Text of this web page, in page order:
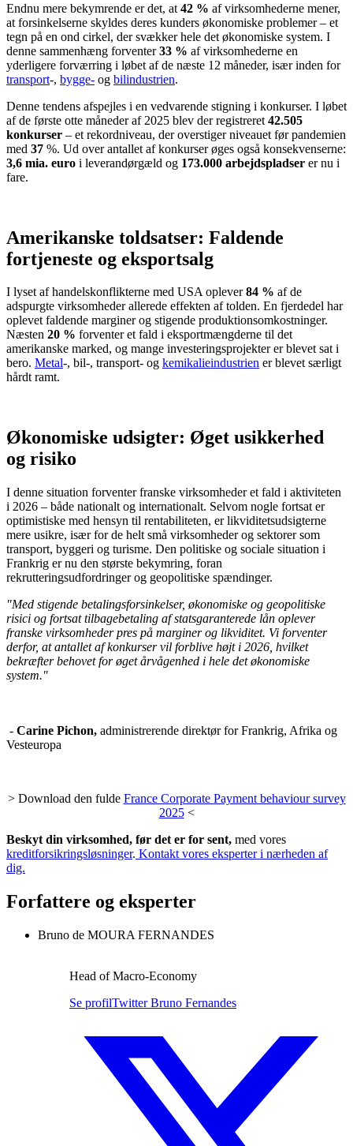
Endnu mere bekymrende er det, at 42 % af virksomhederne mener,
at forsinkelserne skyldes deres kunders økonomiske problemer – et
tegn på en ond cirkel, der svækker hele det økonomiske system. I
denne sammenhæng forventer33 % af virksomhederne en
yderligere forværring i løbet af de næste 12 måneder, især inden for
transport-, bygge- og bilindustrien.
Denne tendens afspejles i en vedvarende stigning i konkurser. I løbet
af de første otte måneder af 2025 blev der registreret 42.505
konkurser – et rekordniveau, der overstiger niveauet før pandemien
med 37 %. Ud over antallet af konkurser øges også konsekvenserne:
3,6 mia. euro i leverandørgæld og 173.000 arbejdspladser er nu i
fare.
Amerikanske toldsatser: Faldende
fortjeneste og eksportsalg
I lyset af handelskonflikterne med USA oplever84 % af de
adspurgte virksomheder allerede effekten af tolden. En fjerdedel har
oplevet faldende marginer og stigende produktionsomkostninger.
Næsten 20 % forventer et fald i eksportmængderne til det
amerikanske marked, og mange investeringsprojekter er blevet sat i
bero. Metal-, bil-, transport- og kemikalieindustrien er blevet særligt
hårdt ramt.
Økonomiske udsigter: Øget usikkerhed
og risiko
I denne situation forventer franske virksomheder et fald i aktiviteten
i 2026 – både nationalt og internationalt. Selvom nogle fortsat er
optimistiske med hensyn til rentabiliteten, er likviditetsudsigterne
mere usikre, især for de helt små virksomheder og sektorer som
transport, byggeri og turisme. Den politiske og sociale situation i
Frankrig er nu den største bekymring, foran
rekrutteringsudfordringer og geopolitiske spændinger.
"Med stigende betalingsforsinkelser, økonomiske og geopolitiske
risici og fortsat tilbagebetaling af statsgaranterede lån oplever
franske virksomheder pres på marginer og likviditet. Vi forventer
derfor, at antallet af konkurser vil forblive højt i 2026, hvilket
bekræfter behovet for øget årvågenhed i hele det økonomiske
system."
- Carine Pichon, administrerende direktør for Frankrig, Afrika og
Vesteuropa
> Download den fulde France Corporate Payment behaviour survey
2025<
Beskyt din virksomhed, før det er for sent, med vores
kreditforsikringsløsninger. Kontakt vores eksperter i nærheden af
dig.
Forfattere og eksperter
Bruno de MOURA FERNANDES
Head of Macro-Economy
Se profilTwitter Bruno Fernandes